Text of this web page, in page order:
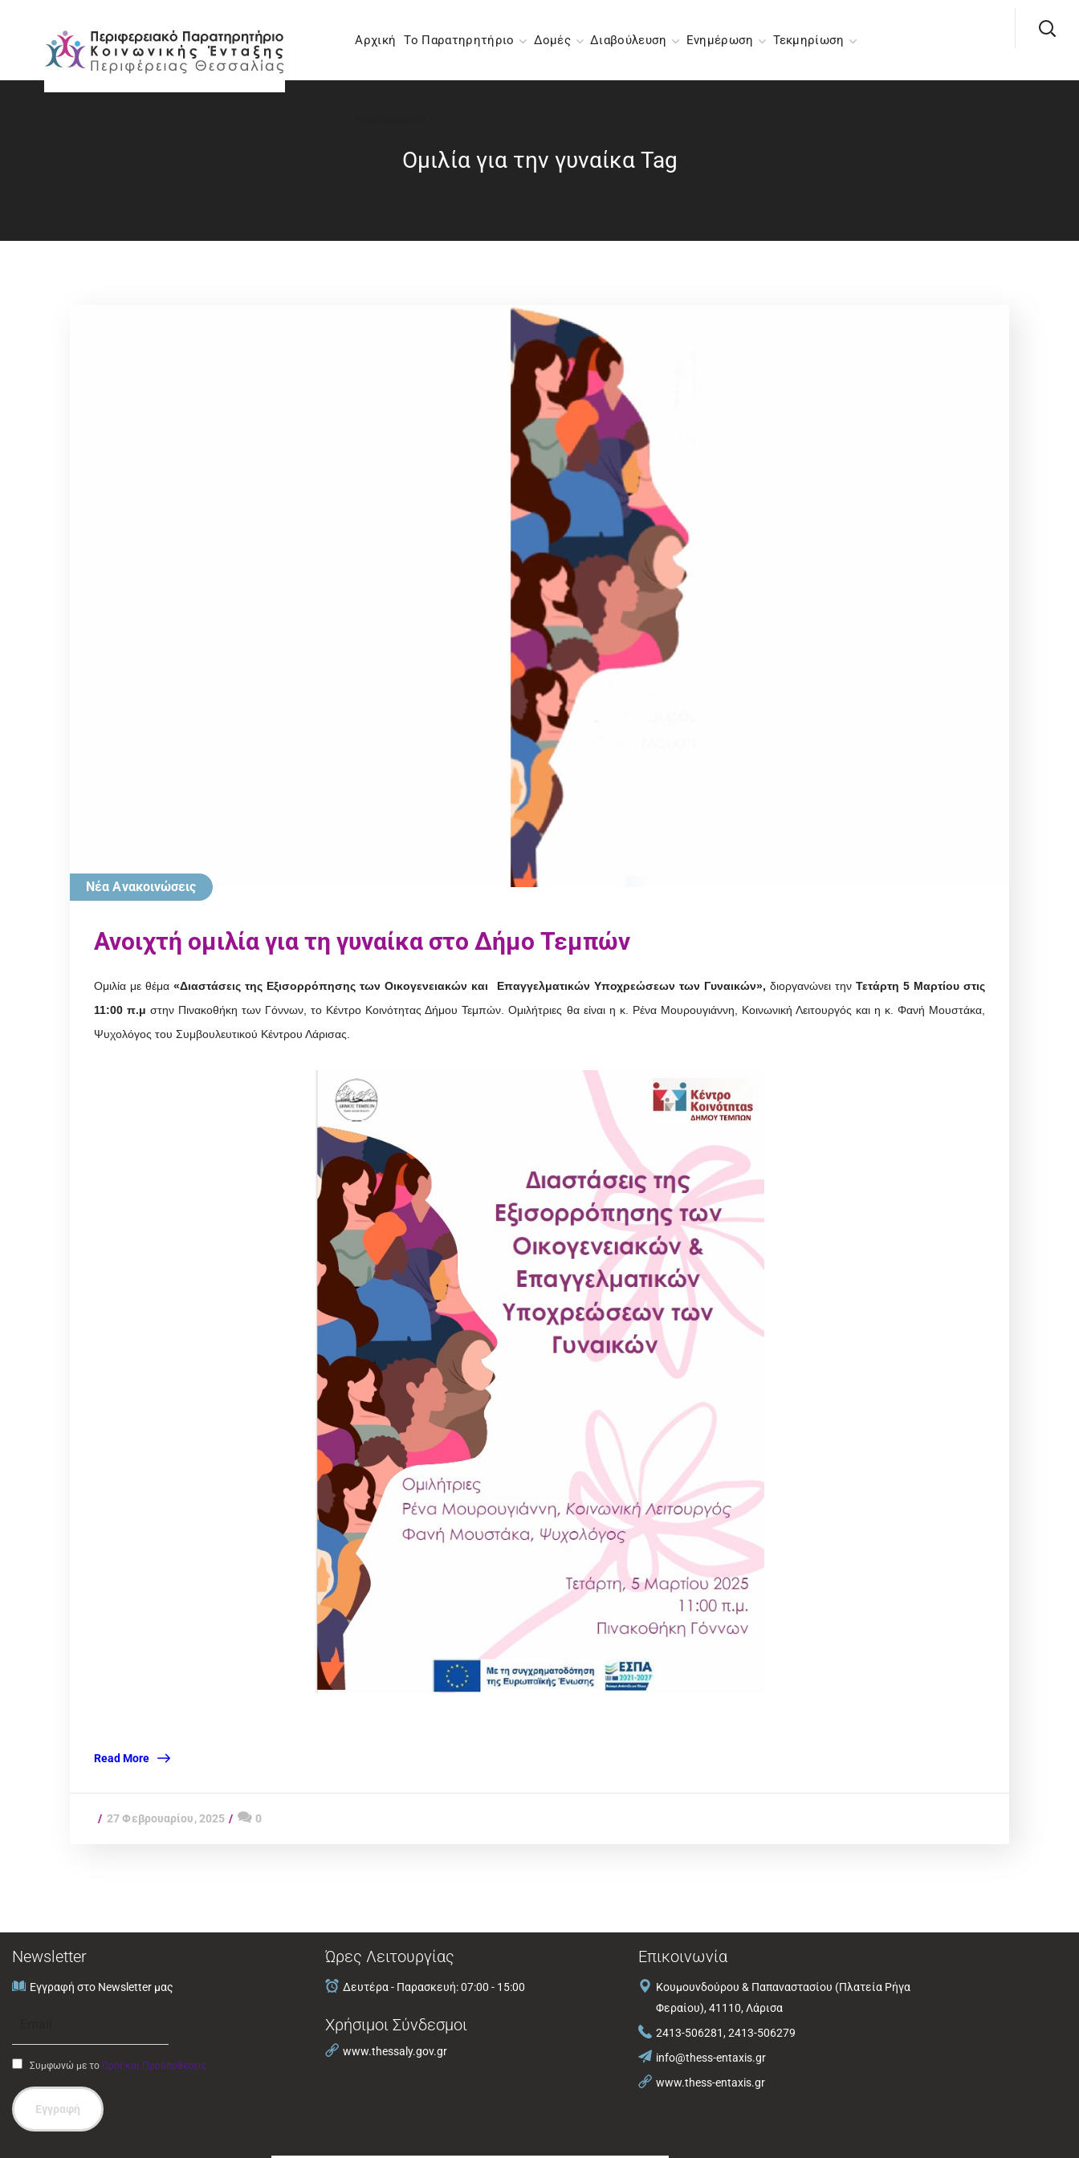
Αρχική Το Παρατηρητήριο Δομές Διαβούλευση Ενημέρωση Τεκμηρίωση
Ομιλία για την γυναίκα Tag
Νέα Ανακοινώσεις
Ανοιχτή ομιλία για τη γυναίκα στο Δήμο Τεμπών
Ομιλία με θέμα«Διαστάσεις της Εξισορρόπησης των Οικογενειακών και Επαγγελματικών Υποχρεώσεων των Γυναικών», διοργανώνει την Τετάρτη 5 Μαρτίου στις
11:00 π.μ στην Πινακοθήκη των Γόννων, το Κέντρο Κοινότητας Δήμου Τεμπών. Ομιλήτριες θα είναι η κ. Ρένα Μουρουγιάννη, Κοινωνική Λειτουργός και η κ. Φανή Μουστάκα,
Ψυχολόγος του Συμβουλευτικού Κέντρου Λάρισας.
Read More
27 Φεβρουαρίου, 2025 0
Newsletter
Εγγραφή στο Newsletter μας
Συμφωνώ με το Όροι και Προϋποθέσεις
Εγγραφή
Ώρες Λειτουργίας
Δευτέρα - Παρασκευή: 07:00 - 15:00
Χρήσιμοι Σύνδεσμοι
www.thessaly.gov.gr
Επικοινωνία
Κουμουνδούρου & Παπαναστασίου (Πλατεία Ρήγα
Φεραίου), 41110, Λάρισα
2413-506281, 2413-506279
info@thess-entaxis.gr
www.thess-entaxis.gr